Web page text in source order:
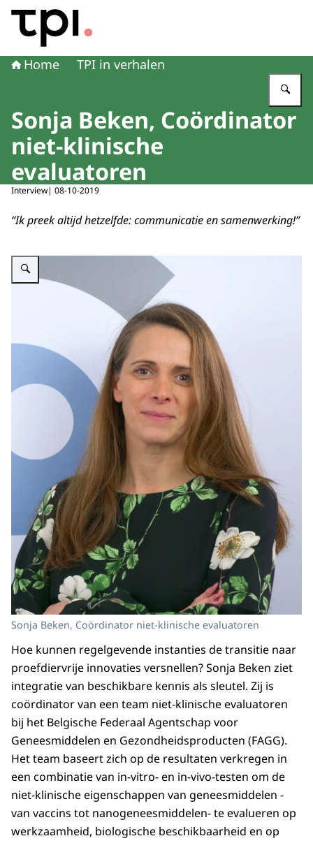
Naar de homepage van Transitie Proefdiervrije Innovatie
Home TPI in verhalen
Sonja Beken, Coördinator
niet-klinische
evaluatoren
Interview| 08-10-2019
“Ik preek altijd hetzelfde: communicatie en samenwerking!”
Vergroot afbeelding Portretfoto Sonja Beken
Sonja Beken, Coördinator niet-klinische evaluatoren
Hoe kunnen regelgevende instanties de transitie naar
proefdiervrije innovaties versnellen? Sonja Beken ziet
integratie van beschikbare kennis als sleutel. Zij is
coördinator van een team niet-klinische evaluatoren
bij het Belgische Federaal Agentschap voor
Geneesmiddelen en Gezondheidsproducten (FAGG).
Het team baseert zich op de resultaten verkregen in
een combinatie van in-vitro- en in-vivo-testen om de
niet-klinische eigenschappen van geneesmiddelen -
van vaccins tot nanogeneesmiddelen- te evalueren op
werkzaamheid, biologische beschikbaarheid en op